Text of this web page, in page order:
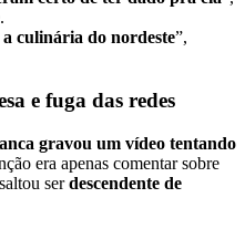
culinária do nordeste”,
e fuga das redes
gravou um vídeo tentando
era apenas comentar sobre
serdescendente de